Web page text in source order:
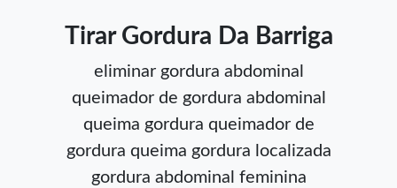
Tirar Gordura Da Barriga
eliminar gordura abdominal
queimador de gordura abdominal
queima gordura queimador de
gordura queima gordura localizada
gordura abdominal feminina